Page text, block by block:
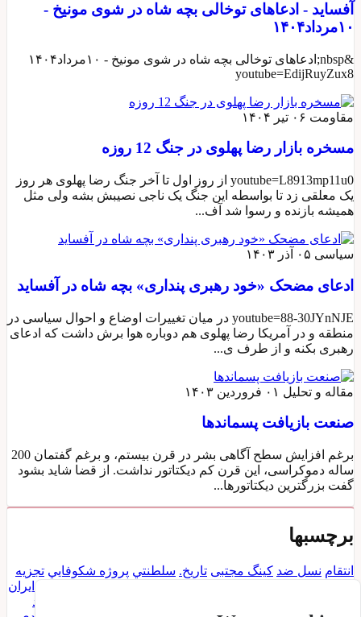
آفساید - ادعاهای توخالی بچه شاه در شوی مونیخ -
۱۰مرداد۱۴۰۴
&nbsp;ادعاهای توخالی بچه شاه در شوی مونیخ - ۱۰مرداد۱۴۰۴
youtube=EdijRuyZux8
مقاومت ۰۶ تیر ۱۴۰۴
مسخره بازار رضا پهلوی در جنگ 12 روزه
youtube=L8913mp11u0 از روز اول تا آخر جنگ رضا پهلوی هر روز
یک معلقی زد تا بواسطه این جنگ یک ناجی نصیبش بشه ولی مثل
همیشه بازنده و رسوا شد آف...
سیاسی ۰۵ آذر ۱۴۰۳
ادعای مضحک «خود رهبری پنداری» بچه شاه در آفساید
youtube=88-30JYnNJE در میان تغییرات اوضاع و احوال سیاسی در
منطقه و در آمریکا رضا پهلوی هم دوباره هوا برش داشت که ادعای
رهبری بکنه و از طرف ی...
مقاله و تحلیل ۰۱ فروردین ۱۴۰۳
صنعت بازیافت پسماندها
برغم افزایش سطح آگاهی بشر در قرن بیستم، و برغم گفتمان 200
ساله دموکراسی، این قرن کم دیکتاتور نداشت. از قضا شاید بشود
گفت بزرگترین دیکتاتورها...
برچسبها
انتقام نسل ضد کینگ مجتبی تاریخ. سلطنتي پروژه شكوفايي تجزيه
قیام ایران
قانعي فرد